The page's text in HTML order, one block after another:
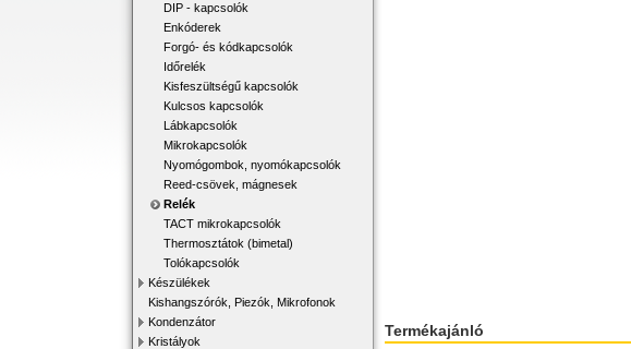
DIP - kapcsolók
Enkóderek
Forgó- és kódkapcsolók
Időrelék
Kisfeszültségű kapcsolók
Kulcsos kapcsolók
Lábkapcsolók
Mikrokapcsolók
Nyomógombok, nyomókapcsolók
Reed-csövek, mágnesek
Relék
TACT mikrokapcsolók
Thermosztátok (bimetal)
Tolókapcsolók
Készülékek
Kishangszórók, Piezók, Mikrofonok
Kondenzátor
Kristályok
Termékajánló